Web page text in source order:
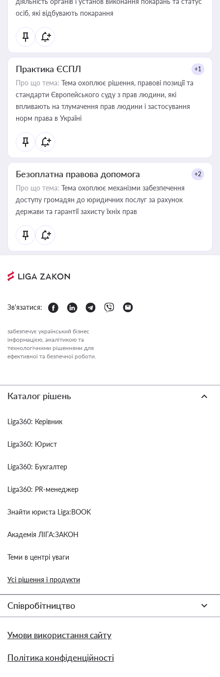
осіб, які відбувають покарання
Практика ЄСПЛ +1
Про що тема: Тема охоплює рішення, правові позиції та
стандарти Європейського суду з прав людини, які
впливають на тлумачення прав людини і застосування
норм права в Україні
Безоплатна правова допомога +2
Про що тема: Тема охоплює механізми забезпечення
доступу громадян до юридичних послуг за рахунок
держави та гарантії захисту їхніх прав
Зв'язатися:
забезпечує український бізнес
інформацією, аналітикою та
технологічними рішеннями для
ефективної та безпечної роботи.
Каталог рішень
Liga360: Керівник
Liga360: Юрист
Liga360: Бухгалтер
Liga360: PR-менеджер
Знайти юриста Liga:BOOK
Академія ЛІГА:ЗАКОН
Теми в центрі уваги
Усі рішення і продукти
Співробітництво
Умови використання сайту
Політика конфіденційності